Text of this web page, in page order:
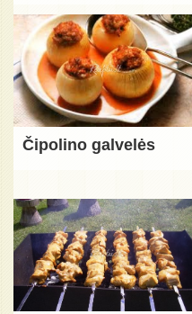
Čipolino galvelės